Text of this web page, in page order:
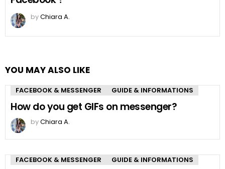
byChiara A.
YOU MAY ALSO LIKE
FACEBOOK & MESSENGER GUIDE & INFORMATIONS
How do you get GIFs on messenger?
byChiara A.
FACEBOOK & MESSENGER GUIDE & INFORMATIONS